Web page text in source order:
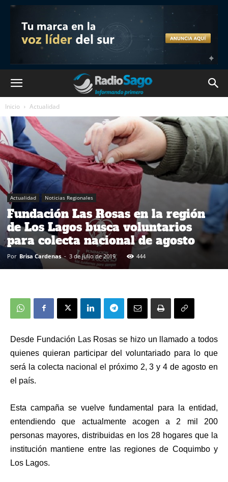
Inicio Actualidad
Actualidad Noticias Regionales
Fundación Las Rosas en la región
de Los Lagos busca voluntarios
para colecta nacional de agosto
Por Brisa Cardenas - 3 de julio de 2019 444
Desde Fundación Las Rosas se hizo un llamado a todos
quienes quieran participar del voluntariado para lo que
será la colecta nacional el próximo 2, 3 y 4 de agosto en
el país.
Esta campaña se vuelve fundamental para la entidad,
entendiendo que actualmente acogen a 2 mil 200
personas mayores, distribuidas en los 28 hogares que la
institución mantiene entre las regiones de Coquimbo y
Los Lagos.